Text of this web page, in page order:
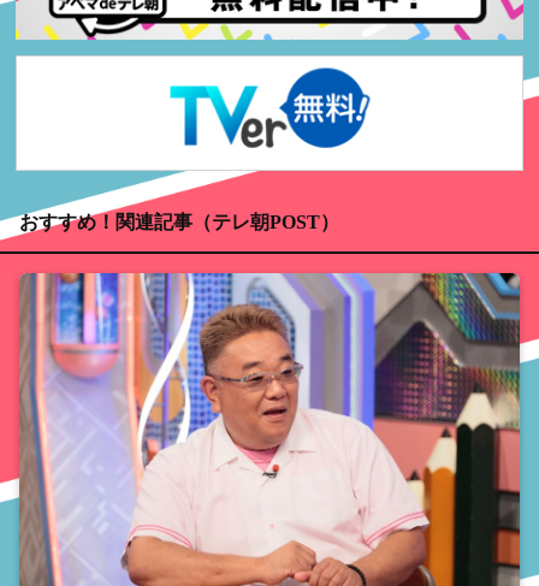
おすすめ！関連記事（テレ朝POST）